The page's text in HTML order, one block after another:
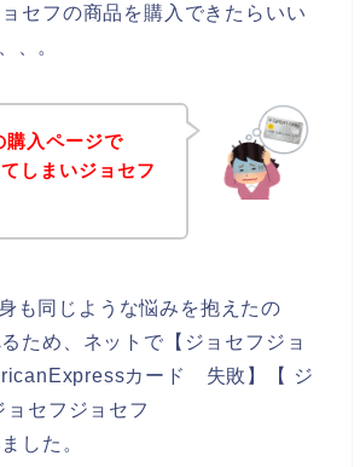
セフの商品を購入できたらいい
、。
購入ページで
しまいジョセフ
も同じような悩みを抱えたの
ため、ネットで【ジョセフジョ
カード 失敗】【 ジ
セフジョセフ
した。